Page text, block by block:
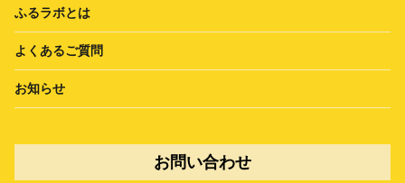
ふるラボとは
よくあるご質問
お知らせ
お問い合わせ